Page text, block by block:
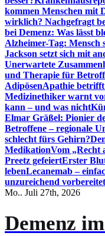
kommen Menschen mit
wirklich? Nachgefragt
bei Demenz: Was lässt
Alzheimer-Tag: Mensch
Jackson setzt sich mit
Unerwartete
und Therapie für
AdipösenApathie
Medizinethiker warnt
kann – und was nicht
Elmar Gräßel: Pionier
Betroffene – regionale
schlecht fürs Gehirn?
MedikationVom „Recht
Preetz gefeiertErster
lebenLecanemab –
unzureichend
Mo.. Juli 27th, 2026
Demenz